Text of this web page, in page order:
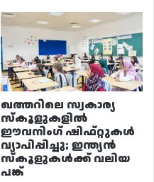
ഖത്തറിലെ സ്വകാര്യ
സ്കൂളുകളിൽ
ഈവനിംഗ് ഷിഫ്റ്റുകൾ
വ്യാപിപ്പിച്ചു; ഇന്ത്യൻ
സ്കൂളുകൾക്ക് വലിയ
പങ്ക്